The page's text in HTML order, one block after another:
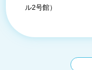
ル2号館）